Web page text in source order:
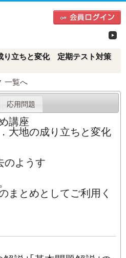
ー学習動画のイークルース（e-
り立ちと変化 定期テスト対策
一覧へ
応用問題
講座
地の成り立ちと変化
のようす
まとめとしてご利用く